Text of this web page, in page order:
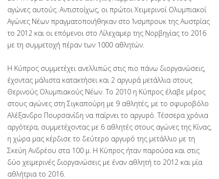
αγώνες αυτούς. Αντιστοίχως, οι πρώτοι Χειμερινοί Ολυμπιακοί
Αγώνες Νέων πραγματοποιήθηκαν στο Ίνσμπρουκ της Αυστρίας
το 2012 και οι επόμενοι στο Λίλεχαμερ της Νορβηγίας το 2016
με τη συμμετοχή πέραν των 1000 αθλητών.
Η Κύπρος συμμετέχει ανελλιπώς στις πιο πάνω διοργανώσεις,
έχοντας μάλιστα κατακτήσει και 2 αργυρά μετάλλια στους
Θερινούς Ολυμπιακούς Νέων. Το 2010 η Κύπρος έλαβε μέρος
στους αγώνες στη Σιγκαπούρη με 9 αθλητές, με το σφυροβόλο
Αλέξανδρο Πουρσανίδη να παίρνει το αργυρό. Τέσσερα χρόνια
αργότερα, συμμετέχοντας με 6 αθλητές στους αγώνες της Κίνας,
η χώρα μας κέρδισε το δεύτερο αργυρό της μετάλλιο με τη
Σκεύη Ανδρέου στα 100 μ. Η Κύπρος ήταν παρούσα και στις
δύο χειμερινές διοργανώσεις με έναν αθλητή το 2012 και μία
αθλήτρια το 2016.